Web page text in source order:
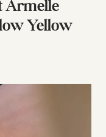
Armelle
Yellow